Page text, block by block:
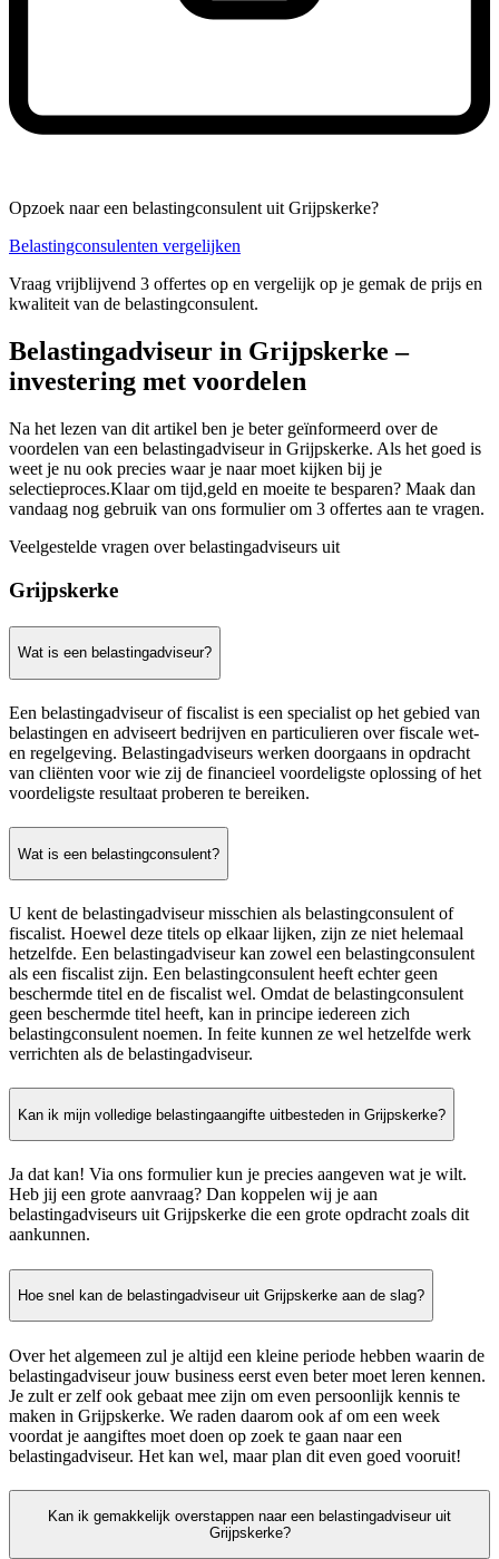
Opzoek naar een belastingconsulent uit Grijpskerke?
Belastingconsulenten vergelijken
Vraag vrijblijvend 3 offertes op en vergelijk op je gemak de prijs en
kwaliteit van de belastingconsulent.
Belastingadviseur in Grijpskerke –
investering met voordelen
Na het lezen van dit artikel ben je beter geïnformeerd over de
voordelen van een belastingadviseur in Grijpskerke. Als het goed is
weet je nu ook precies waar je naar moet kijken bij je
selectieproces.Klaar om tijd,geld en moeite te besparen? Maak dan
vandaag nog gebruik van ons formulier om 3 offertes aan te vragen.
Veelgestelde vragen over belastingadviseurs uit
Grijpskerke
Wat is een belastingadviseur?
Een belastingadviseur of fiscalist is een specialist op het gebied van
belastingen en adviseert bedrijven en particulieren over fiscale wet-
en regelgeving. Belastingadviseurs werken doorgaans in opdracht
van cliënten voor wie zij de financieel voordeligste oplossing of het
voordeligste resultaat proberen te bereiken.
Wat is een belastingconsulent?
U kent de belastingadviseur misschien als belastingconsulent of
fiscalist. Hoewel deze titels op elkaar lijken, zijn ze niet helemaal
hetzelfde. Een belastingadviseur kan zowel een belastingconsulent
als een fiscalist zijn. Een belastingconsulent heeft echter geen
beschermde titel en de fiscalist wel. Omdat de belastingconsulent
geen beschermde titel heeft, kan in principe iedereen zich
belastingconsulent noemen. In feite kunnen ze wel hetzelfde werk
verrichten als de belastingadviseur.
Kan ik mijn volledige belastingaangifte uitbesteden in Grijpskerke?
Ja dat kan! Via ons formulier kun je precies aangeven wat je wilt.
Heb jij een grote aanvraag? Dan koppelen wij je aan
belastingadviseurs uit Grijpskerke die een grote opdracht zoals dit
aankunnen.
Hoe snel kan de belastingadviseur uit Grijpskerke aan de slag?
Over het algemeen zul je altijd een kleine periode hebben waarin de
belastingadviseur jouw business eerst even beter moet leren kennen.
Je zult er zelf ook gebaat mee zijn om even persoonlijk kennis te
maken in Grijpskerke. We raden daarom ook af om een week
voordat je aangiftes moet doen op zoek te gaan naar een
belastingadviseur. Het kan wel, maar plan dit even goed vooruit!
Kan ik gemakkelijk overstappen naar een belastingadviseur uit
Grijpskerke?